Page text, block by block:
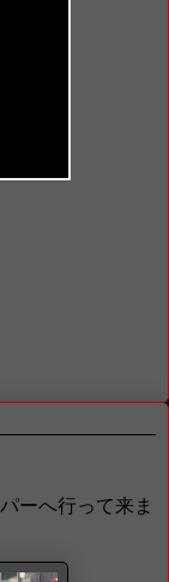
ーへ行って来ま